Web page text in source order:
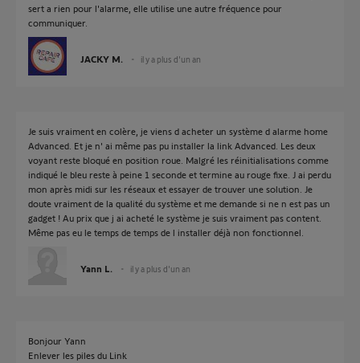
sert a rien pour l'alarme, elle utilise une autre fréquence pour
communiquer.
JACKY M. il y a plus d'un an
Je suis vraiment en colère, je viens d acheter un système d alarme home
Advanced. Et je n' ai même pas pu installer la link Advanced. Les deux
voyant reste bloqué en position roue. Malgré les réinitialisations comme
indiqué le bleu reste à peine 1 seconde et termine au rouge fixe. J ai perdu
mon après midi sur les réseaux et essayer de trouver une solution. Je
doute vraiment de la qualité du système et me demande si ne n est pas un
gadget ! Au prix que j ai acheté le système je suis vraiment pas content.
Même pas eu le temps de temps de l installer déjà non fonctionnel.
Yann L. il y a plus d'un an
Bonjour Yann
Enlever les piles du Link